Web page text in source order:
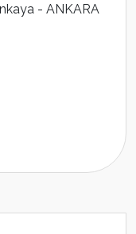
- ANKARA